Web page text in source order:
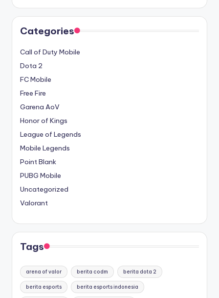
Categories
Call of Duty Mobile
Dota 2
FC Mobile
Free Fire
Garena AoV
Honor of Kings
League of Legends
Mobile Legends
Point Blank
PUBG Mobile
Uncategorized
Valorant
Tags
arena of valor berita codm berita dota 2
berita esports berita esports indonesia